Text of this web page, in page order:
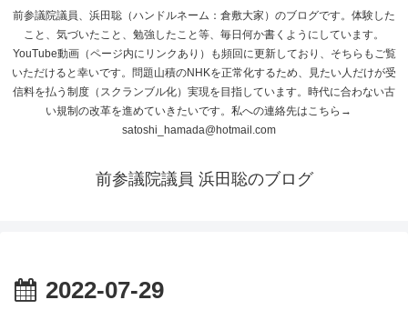
前参議院議員、浜田聡（ハンドルネーム：倉敷大家）のブログです。体験した
こと、気づいたこと、勉強したこと等、毎日何か書くようにしています。
YouTube動画（ページ内にリンクあり）も頻回に更新しており、そちらもご覧
いただけると幸いです。問題山積のNHKを正常化するため、見たい人だけが受
信料を払う制度（スクランブル化）実現を目指しています。時代に合わない古
い規制の改革を進めていきたいです。私への連絡先はこちら→
satoshi_hamada@hotmail.com
前参議院議員 浜田聡のブログ
2022-07-29